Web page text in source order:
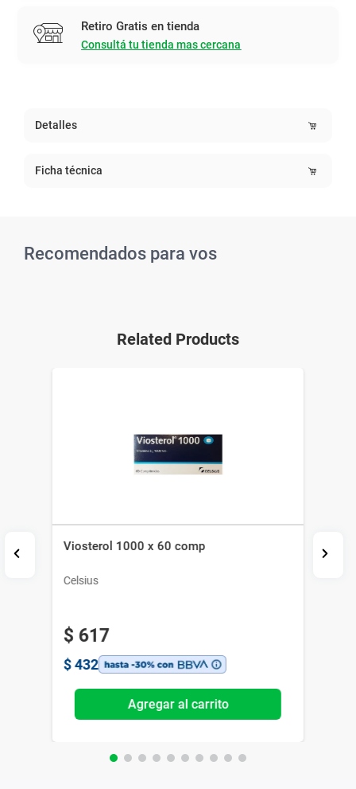
Retiro Gratis en tienda
Consultá tu tienda mas cercana
Detalles
Ficha técnica
Recomendados para vos
Related Products
Viosterol 1000 x 60 comp
Celsius
$ 617
$ 432
Agregar al carrito